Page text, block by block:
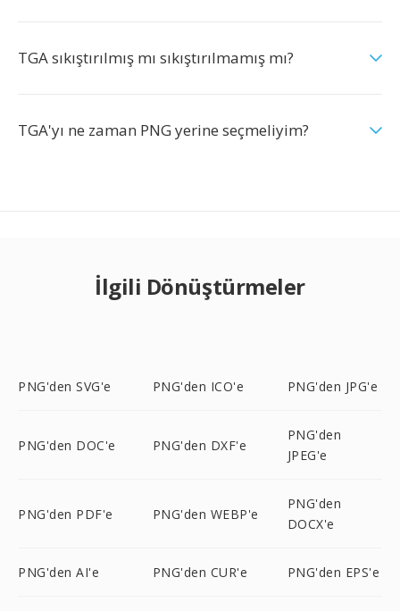
TGA sıkıştırılmış mı sıkıştırılmamış mı?
TGA'yı ne zaman PNG yerine seçmeliyim?
İlgili Dönüştürmeler
PNG'den SVG'e PNG'den ICO'e PNG'den JPG'e
PNG'den DOC'e PNG'den DXF'e
PNG'den
JPEG'e
PNG'den PDF'e PNG'den WEBP'e
PNG'den
DOCX'e
PNG'den AI'e PNG'den CUR'e PNG'den EPS'e